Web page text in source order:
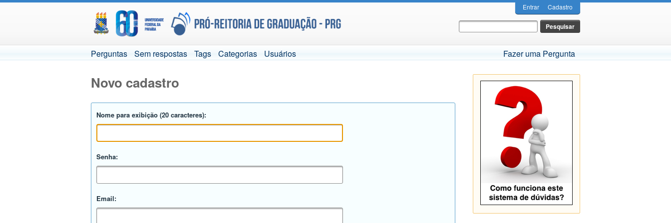
Entrar Cadastro
Perguntas Sem respostas Tags Categorias Usuários Fazer uma Pergunta
Novo cadastro
Nome para exibição (20 caracteres):
Senha:
Email: